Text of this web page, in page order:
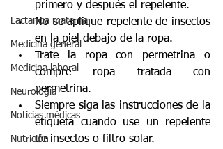
Lactancia materna
Medicina general
Medicina laboral
Neurología
Noticias médicas
Nutrición
primero y después el repelente.
No se aplique repelente de insectos
en la piel debajo de la ropa.
Trate la ropa con permetrina o
compre ropa tratada con
permetrina.
Siempre siga las instrucciones de la
etiqueta cuando use un repelente
de insectos o filtro solar.